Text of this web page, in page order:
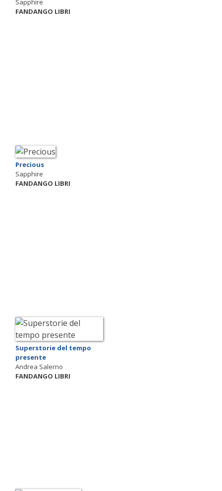
Sapphire
FANDANGO LIBRI
Precious
Sapphire
FANDANGO LIBRI
Superstorie del tempo
presente
Andrea Salerno
FANDANGO LIBRI